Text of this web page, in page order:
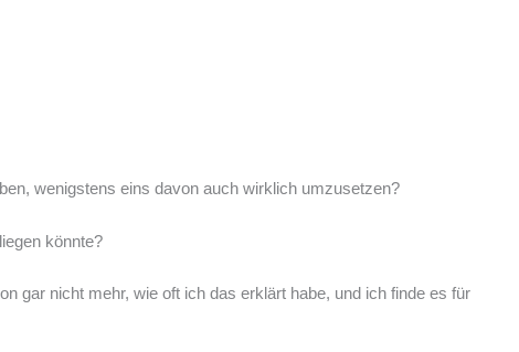
wenigstens eins davon auch wirklich umzusetzen?
könnte?
gar nicht mehr, wie oft ich das erklärt habe, und ich finde es für